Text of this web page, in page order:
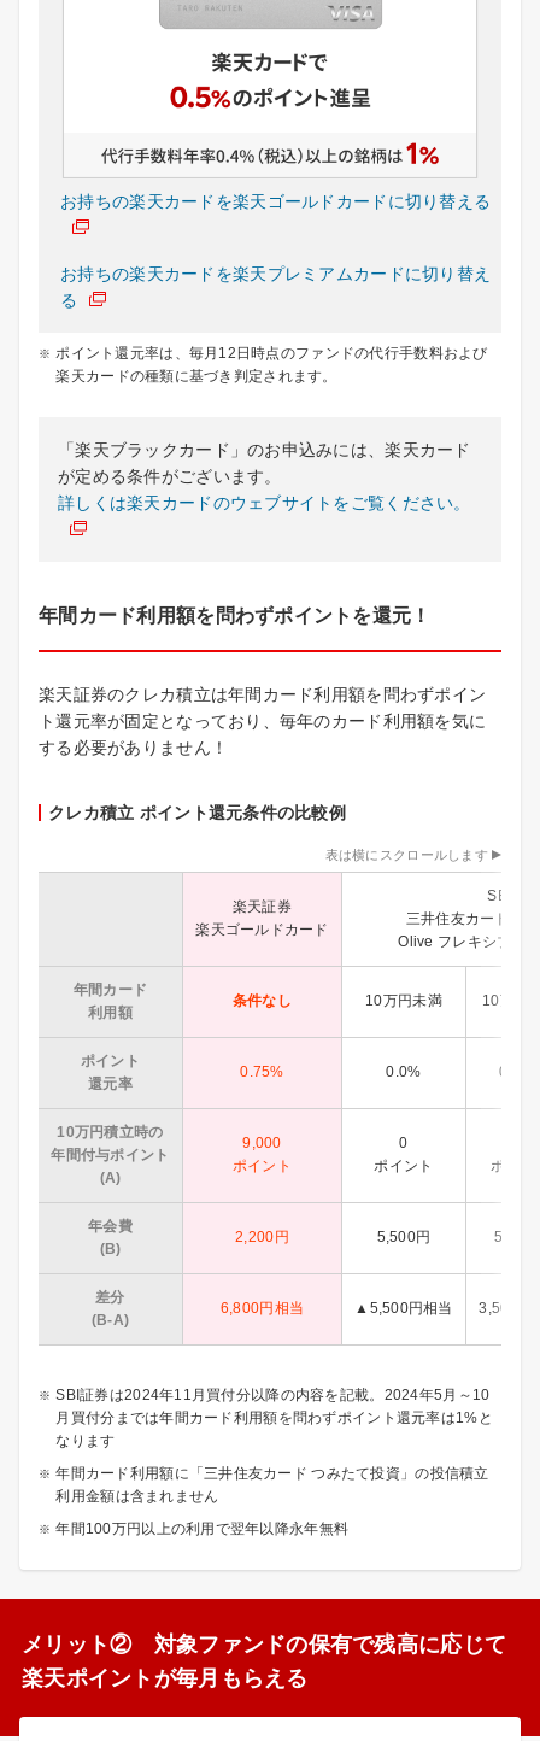
お持ちの楽天カードを楽天ゴールドカードに切り替える
お持ちの楽天カードを楽天プレミアムカードに切り替え
る
ポイント還元率は、毎月12日時点のファンドの代行手数料および
楽天カードの種類に基づき判定されます。
「楽天ブラックカード」のお申込みには、楽天カード
が定める条件がございます。
詳しくは楽天カードのウェブサイトをご覧ください。
年間カード利用額を問わずポイントを還元！
楽天証券のクレカ積立は年間カード利用額を問わずポイン
ト還元率が固定となっており、毎年のカード利用額を気に
する必要がありません！
クレカ積立 ポイント還元条件の比較例
表は横にスクロールします
楽天証券
楽天ゴールドカード
SBI証券
三井住友カード ゴ
Olive フレキシブル
年間カード
利用額
条件なし 10万円未満 10万円
ポイント
還元率
0.75% 0.0%
10万円積立時の
年間付与ポイント
(A)
9,000
ポイント
0
ポイント
ポイン
年会費
(B)
2,200円 5,500円 5,500
差分
(B-A)
6,800円相当 ▲5,500円相当 3,500円
SBI証券は2024年11月買付分以降の内容を記載。2024年5月～10
月買付分までは年間カード利用額を問わずポイント還元率は1%と
なります
年間カード利用額に「三井住友カード つみたて投資」の投信積立
利用金額は含まれません
年間100万円以上の利用で翌年以降永年無料
メリット② 対象ファンドの保有で残高に応じて
楽天ポイントが毎月もらえる